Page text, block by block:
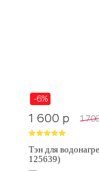
-6%
1 600 p 1
Тэн для
125639)